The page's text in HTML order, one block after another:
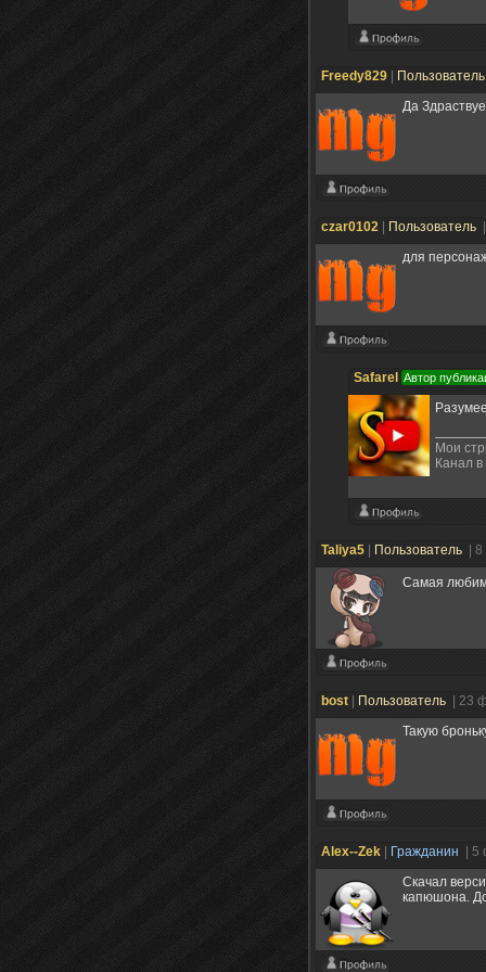
Freedy829
Да
czar0102 Пользователь
для
Safarel Автор
Мои
Канал
Taliya5 Пользователь |
Самая
bost Пользователь
| 23
Такую
Alex--Zek Гражданин
|
Скачал
капюшона.